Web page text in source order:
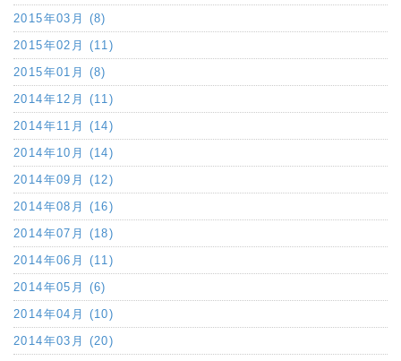
2015年03月 (8)
2015年02月 (11)
2015年01月 (8)
2014年12月 (11)
2014年11月 (14)
2014年10月 (14)
2014年09月 (12)
2014年08月 (16)
2014年07月 (18)
2014年06月 (11)
2014年05月 (6)
2014年04月 (10)
2014年03月 (20)